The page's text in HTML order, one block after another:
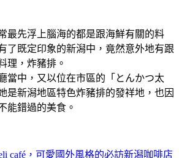
最先浮上腦海的都是跟海鮮有關的料
了既定印象的新潟中，竟然意外地有跟
理，炸豬排。
當中，又以位在市區的「とんかつ太
是新潟地區特色炸豬排的發祥地，也因
能錯過的美食。
café，可愛國外風格的必訪新潟咖啡店